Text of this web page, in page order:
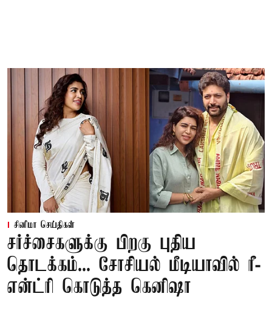
சினிமா செய்திகள்
சர்ச்சைகளுக்கு பிறகு புதிய
தொடக்கம்... சோசியல் மீடியாவில் ரீ-
என்ட்ரி கொடுத்த கெனிஷா